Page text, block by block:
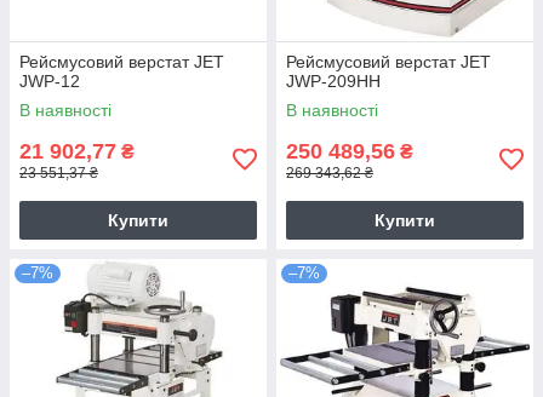
Рейсмусовий верстат JET
JWP-12
В наявності
21 902,77 ₴
23 551,37 ₴
Купити
Рейсмусовий верстат JET
JWP-209HH
В наявності
250 489,56 ₴
269 343,62 ₴
Купити
–7% –7%